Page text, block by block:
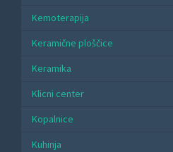
Kemoterapija
Keramične ploščice
Keramika
Klicni center
Kopalnice
Kuhinja